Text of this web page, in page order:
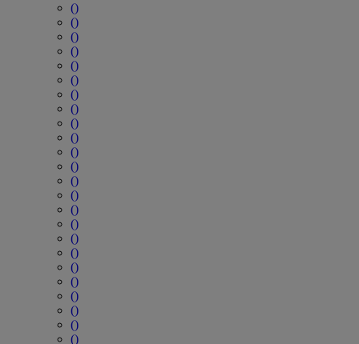
()
()
()
()
()
()
()
()
()
()
()
()
()
()
()
()
()
()
()
()
()
()
()
()